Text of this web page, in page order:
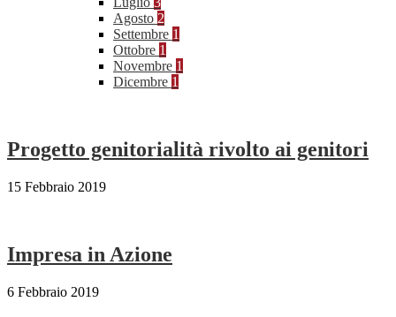
Agosto 2
Settembre 1
Ottobre 1
Novembre 1
Dicembre 1
Progetto genitorialità rivolto ai genitori
15 Febbraio 2019
Impresa in Azione
6 Febbraio 2019